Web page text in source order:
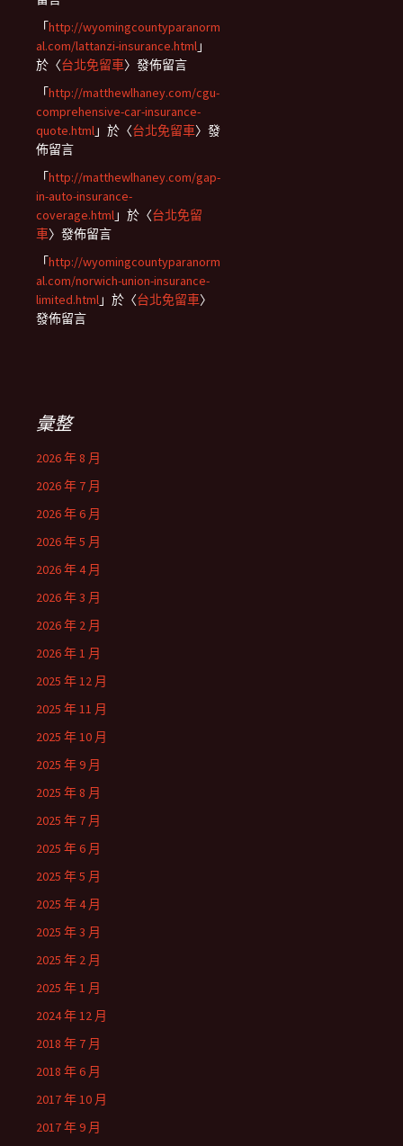
「http://wyomingcountyparanorm
al.com/lattanzi-insurance.html」
於〈台北免留車〉發佈留言
「http://matthewlhaney.com/cgu-
comprehensive-car-insurance-
quote.html」於〈台北免留車〉發
佈留言
「http://matthewlhaney.com/gap-
in-auto-insurance-
coverage.html」於〈台北免留
車〉發佈留言
「http://wyomingcountyparanorm
al.com/norwich-union-insurance-
limited.html」於〈台北免留車〉
發佈留言
彙整
2026 年 8 月
2026 年 7 月
2026 年 6 月
2026 年 5 月
2026 年 4 月
2026 年 3 月
2026 年 2 月
2026 年 1 月
2025 年 12 月
2025 年 11 月
2025 年 10 月
2025 年 9 月
2025 年 8 月
2025 年 7 月
2025 年 6 月
2025 年 5 月
2025 年 4 月
2025 年 3 月
2025 年 2 月
2025 年 1 月
2024 年 12 月
2018 年 7 月
2018 年 6 月
2017 年 10 月
2017 年 9 月